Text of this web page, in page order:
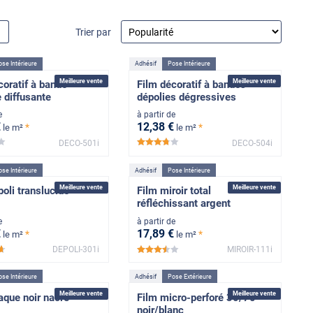
Trier par
Meilleure vente
Intérieure
à bande
diffusante
le m² *
DECO-501i
Meilleure vente
Adhésif Pose Intérieure
Film décoratif à bandes
dépolies dégressives
à partir de
12,38 € le m² *
*****
DECO-504i
Meilleure vente
Intérieure
translucide
le m² *
*****
DEPOLI-301i
Meilleure vente
Adhésif Pose Intérieure
Film miroir total
réfléchissant argent
à partir de
17,89 € le m² *
*****
MIROIR-111i
Meilleure vente
Intérieure
noir nacré Meilleure vente
Adhésif Pose Extérieure
Film micro-perforé 30/70
noir/blanc